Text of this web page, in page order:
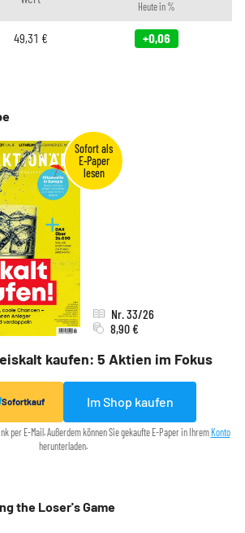
Heute in %
49,31 € +0,06
kaufen: 5 Aktien im Fokus
Nr. 33/26
8,90 €
Sofortkauf Im Shop kaufen
per E-Mail. Außerdem können Sie gekaufte E-Paper in Ihrem Konto
herunterladen.
the Loser's Game